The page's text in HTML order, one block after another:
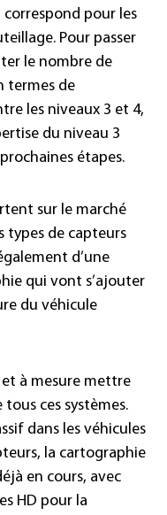
correspond pour les
Pour passer
le nombre de
termes de
les niveaux 3 et 4,
du niveau 3
étapes.
sur le marché
types de capteurs
d’une
qui vont s’ajouter
du véhicule
et à mesure mettre
ces systèmes.
dans les véhicules
la cartographie
en cours, avec
HD pour la